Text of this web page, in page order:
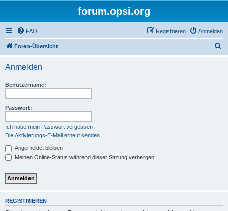
forum.opsi.org
FAQ Anmelden
Registrieren
Foren-Übersicht
Anmelden
Benutzername:
Passwort:
Ich habe mein Passwort vergessen
Die Aktivierungs-E-Mail erneut senden
Angemeldet bleiben
Meinen Online-Status während dieser Sitzung verbergen
REGISTRIEREN